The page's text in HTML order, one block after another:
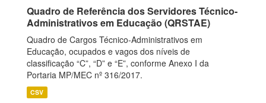
Quadro de Referência dos Servidores Técnico-
Administrativos em Educação (QRSTAE)
Quadro de Cargos Técnico-Administrativos em
Educação, ocupados e vagos dos níveis de
classificação “C”, “D” e “E”, conforme Anexo I da
Portaria MP/MEC nº 316/2017.
CSV